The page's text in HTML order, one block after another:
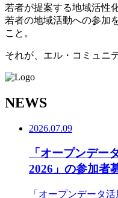
若者が提案する地域活性
若者の地域活動への参加
こと。
それが、エル・コミュニ
NEWS
2026.07.09
「オープンデー
2026」の参加者
「オープンデータ